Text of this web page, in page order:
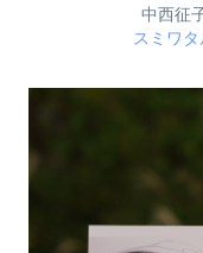
中西征
スミワ